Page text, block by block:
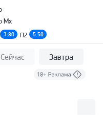
Мх
3.80 П2 5.50
Сейчас Завтра